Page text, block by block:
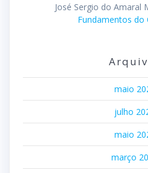
José Sergio do Amaral
Fundamentos do
maio
julho
maio
março